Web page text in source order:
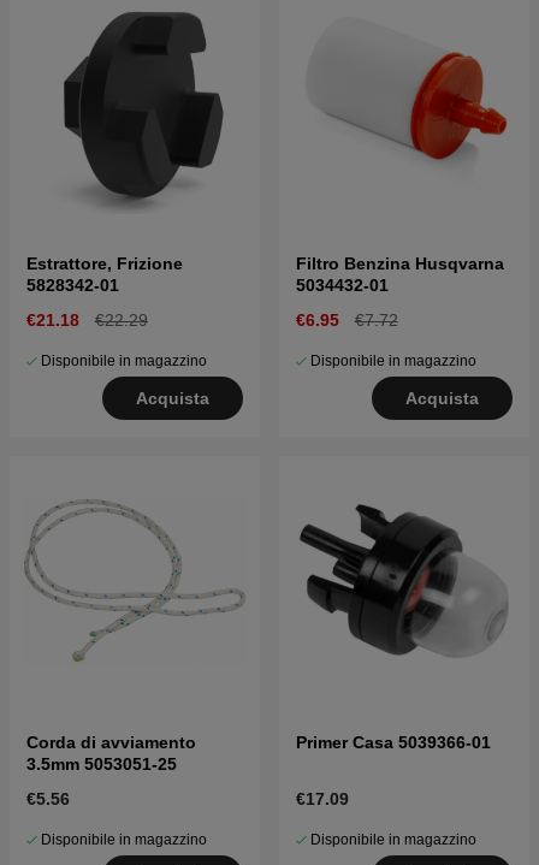
Estrattore, Frizione
5828342-01
€21.18
€22.29
Disponibile in magazzino
Acquista
Filtro Benzina Husqvarna
5034432-01
€6.95
€7.72
Disponibile in magazzino
Acquista
Corda di avviamento
3.5mm 5053051-25
€5.56
Disponibile in magazzino
Primer Casa 5039366-01
€17.09
Disponibile in magazzino